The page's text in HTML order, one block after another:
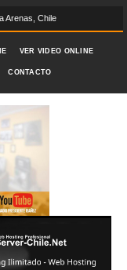
Arenas, Chile
VER VIDEO ONLINE
CONTACTO